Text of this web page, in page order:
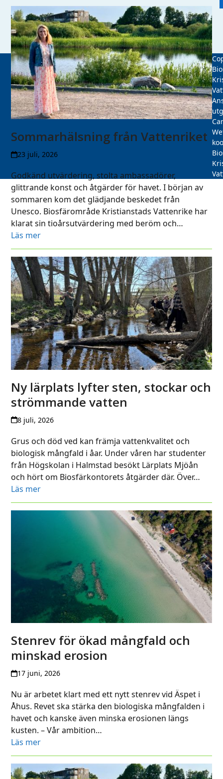
Sommarhälsning från Vattenriket
23 juli, 2026
Godkänd utvärdering, stolta ambassadörer,
glittrande konst och åtgärder för havet. I början av
sommaren kom det glädjande beskedet från
Unesco. Biosfärområde Kristianstads Vattenrike har
klarat sin tioårsutvärdering med beröm och…
Läs mer
Ny lärplats lyfter sten, stockar och
strömmande vatten
8 juli, 2026
Grus och död ved kan främja vattenkvalitet och
biologisk mångfald i åar. Under våren har studenter
från Högskolan i Halmstad besökt Lärplats Mjöån
och hört om Biosfärkontorets åtgärder där. Över…
Läs mer
Stenrev för ökad mångfald och
minskad erosion
17 juni, 2026
Nu är arbetet klart med ett nytt stenrev vid Äspet i
Åhus. Revet ska stärka den biologiska mångfalden i
havet och kanske även minska erosionen längs
kusten. – Vår ambition…
Läs mer